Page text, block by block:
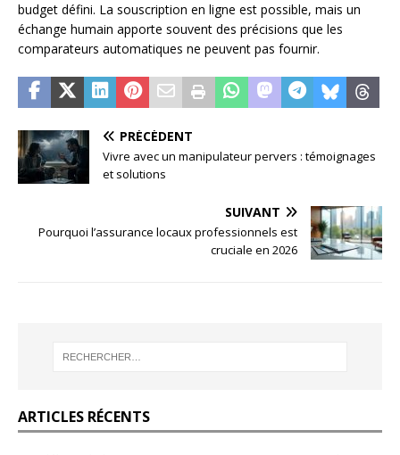
budget défini. La souscription en ligne est possible, mais un
échange humain apporte souvent des précisions que les
comparateurs automatiques ne peuvent pas fournir.
PRÉCÉDENT
Vivre avec un manipulateur pervers : témoignages
et solutions
SUIVANT
Pourquoi l’assurance locaux professionnels est
cruciale en 2026
ARTICLES RÉCENTS